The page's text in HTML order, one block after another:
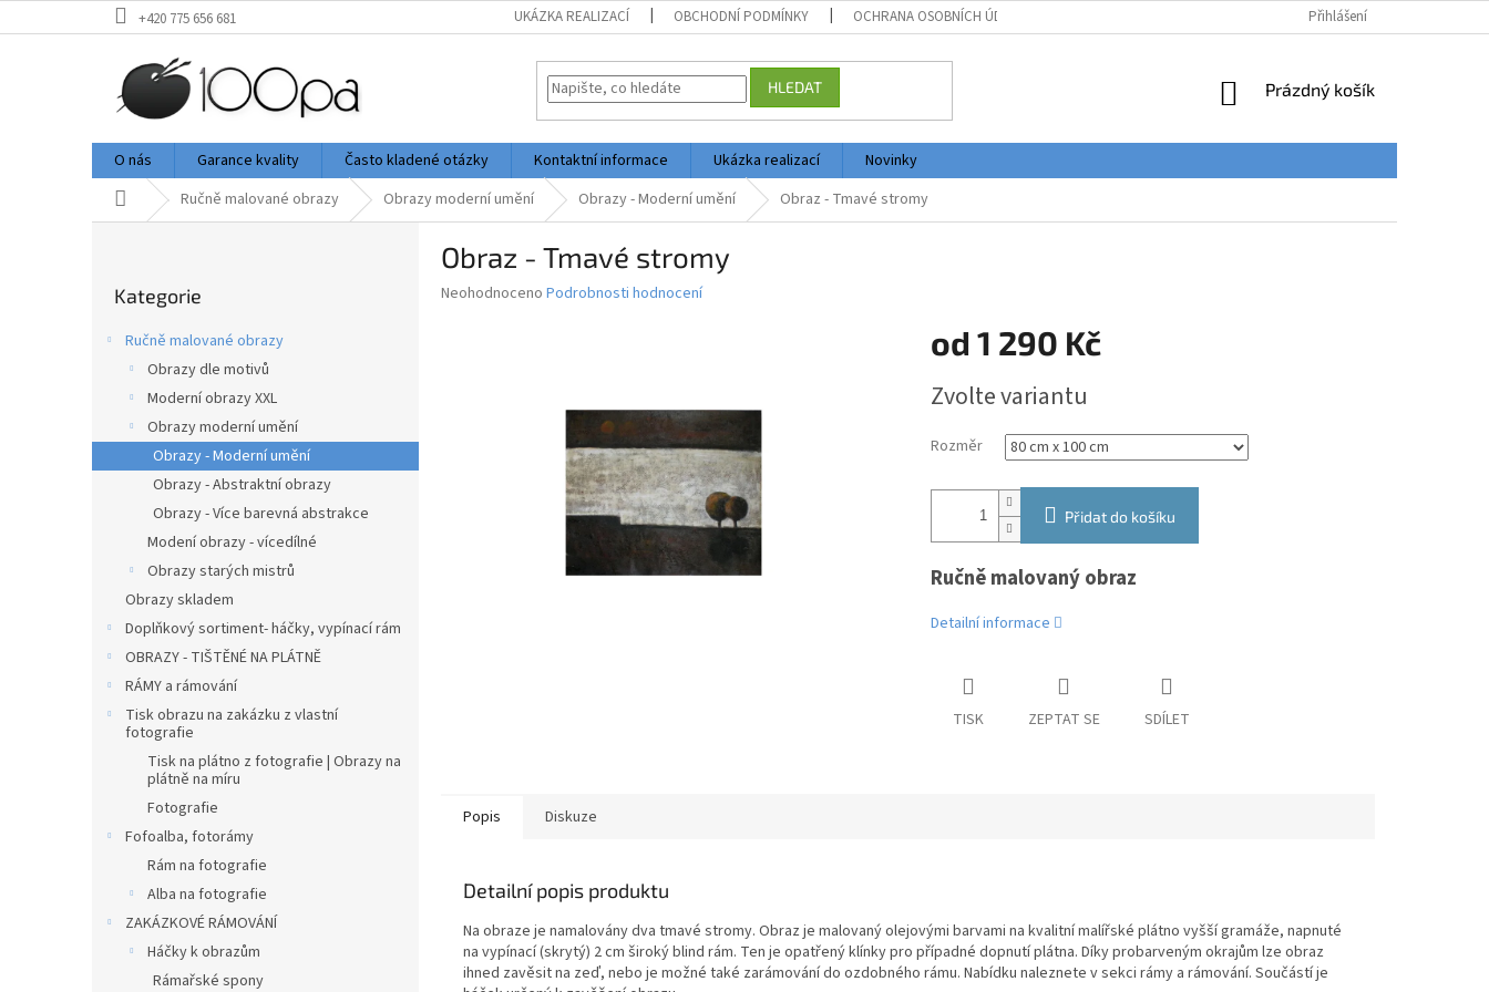
na
+420 775 656 681 UKÁZKA REALIZACÍ OBCHODNÍ PODMÍNKY OCHRANA OSOBNÍCH ÚDAJŮ Přihlášení
HLEDAT
NÁKUPNÍ
Prázdný košík
O nás Garance kvality Často kladené otázky Kontaktní informace Ukázka realizací
Novinky
Domů Ručně malované obrazy Obrazy moderní umění Obrazy - Moderní umění Obraz - Tmavé stromy
a
kategorie
Kategorie
Ručně malované obrazy
Obrazy dle motivů
Moderní obrazy XXL
Obrazy moderní umění
Obrazy - Moderní umění
Obrazy - Abstraktní obrazy
Obrazy - Více barevná abstrakce
Modení obrazy - vícedílné
Obrazy starých mistrů
Obrazy skladem
Doplňkový sortiment- háčky, vypínací rám
OBRAZY - TIŠTĚNÉ NA PLÁTNĚ
RÁMY a rámování
Tisk obrazu na zakázku z vlastní
fotografie
Tisk na plátno z fotografie | Obrazy na
plátně na míru
Fotografie
Fofoalba, fotorámy
Rám na fotografie
Alba na fotografie
ZAKÁZKOVÉ RÁMOVÁNÍ
Háčky k obrazům
Rámařské spony
Obraz - Tmavé stromy
Průměrné
Neohodnoceno Podrobnosti hodnocení
od 1 290 Kč
cena:
Zvolte variantu
Rozměr
Přidat do košíku
Ručně malovaný obraz
Detailní informace
TISK ZEPTAT SE SDÍLET
Popis Diskuze
Detailní popis produktu
Na obraze je namalovány dva tmavé stromy. Obraz je malovaný olejovými barvami na kvalitní malířské plátno vyšší gramáže, napnuté
na vypínací (skrytý) 2 cm široký blind rám. Ten je opatřený klínky pro případné dopnutí plátna. Díky probarveným okrajům lze obraz
ihned zavěsit na zeď, nebo je možné také zarámování do ozdobného rámu. Nabídku naleznete v sekci rámy a rámování. Součástí je